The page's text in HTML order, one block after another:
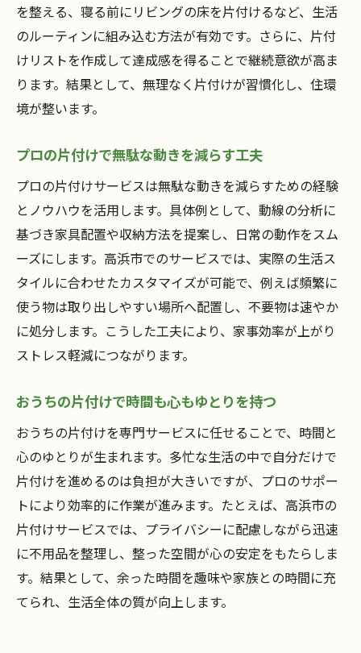
を整える、寝る前にリビングの床を片付けるなど、生活
のルーティンに組み込む方法が有効です。さらに、片付
けリストを作成して達成感を得ることで継続意欲が高ま
ります。結果として、無理なく片付けが習慣化し、住環
境が整います。
プロの片付けで無駄な動きを減らす工夫
プロの片付けサービスは無駄な動きを減らすための経験
とノウハウを活用します。具体例として、動線の分析に
基づき家具配置や収納方法を提案し、日常の動作をスム
ーズにします。高浜市でのサービスでは、実際の生活ス
タイルに合わせたカスタマイズが可能で、例えば頻繁に
使う物は取り出しやすい場所へ配置し、不要物は速やか
に処分します。こうした工夫により、家事効率が上がり
ストレス軽減につながります。
おうちの片付けで時間も心もゆとりを持つ
おうちの片付けを専門サービスに任せることで、時間と
心のゆとりが生まれます。多忙な生活の中で自分だけで
片付けを進めるのは負担が大きいですが、プロのサポー
トにより効率的に作業が進みます。たとえば、高浜市の
片付けサービスでは、プライバシーに配慮しながら迅速
に不用品を整理し、整った空間が心の安定をもたらしま
す。結果として、余った時間を趣味や家族との時間に充
てられ、生活全体の質が向上します。